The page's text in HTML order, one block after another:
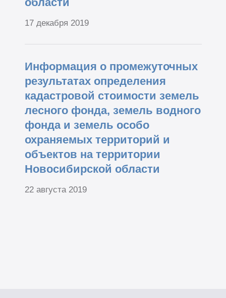
17 декабря 2019
Информация о промежуточных
результатах определения
кадастровой стоимости земель
лесного фонда, земель водного
фонда и земель особо
охраняемых территорий и
объектов на территории
Новосибирской области
22 августа 2019